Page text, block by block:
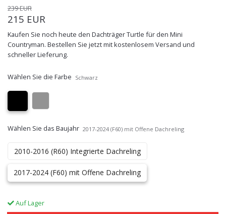
239 EUR
215 EUR
Kaufen Sie noch heute den Dachträger Turtle für den Mini
Countryman. Bestellen Sie jetzt mit kostenlosem Versand und
schneller Lieferung.
Wählen Sie die Farbe Schwarz
Wählen Sie das Baujahr 2017-2024 (F60) mit Offene Dachreling
2010-2016 (R60) Integrierte Dachreling
2017-2024 (F60) mit Offene Dachreling
Auf Lager